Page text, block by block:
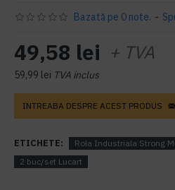
Bazată pe 0 note. -
49,58 lei + TVA
59,99 lei TVA inclus
INTREABA DESPRE ACEST PRODUS
ETICHETE:
Rola Industriala Strong
2 buc/set Lucart